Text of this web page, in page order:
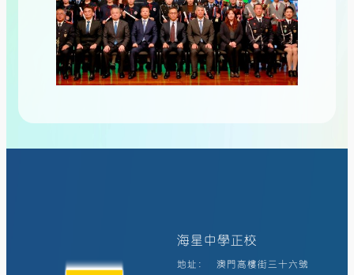
海星中學正校
地址:
澳門高樓街三十六號